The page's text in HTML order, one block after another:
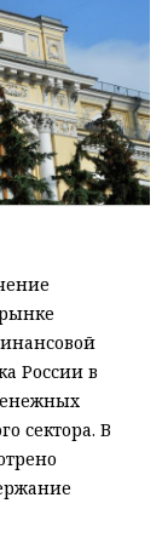
России в
сектора. В